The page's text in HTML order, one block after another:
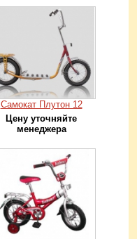
Самокат Плутон 12
Цену уточняйте
менеджера